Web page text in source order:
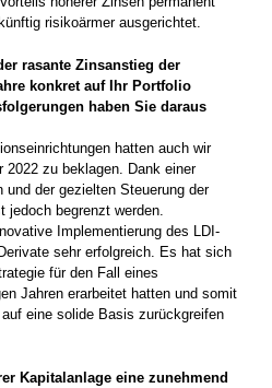
risikoärmer ausgerichtet.
rasante Zinsanstieg der
konkret auf Ihr Portfolio
haben Sie daraus
hatten auch wir
2022 zu be­klagen. Dank ­einer
der gezielten Steuerung der
jedoch begrenzt werden.
­Implementierung des LDI-
sehr erfolgreich. Es hat sich
für den Fall eines
Jahren erarbeitet hatten und somit
eine ­solide Basis zurückgreifen
Kapital­anlage eine zunehmend